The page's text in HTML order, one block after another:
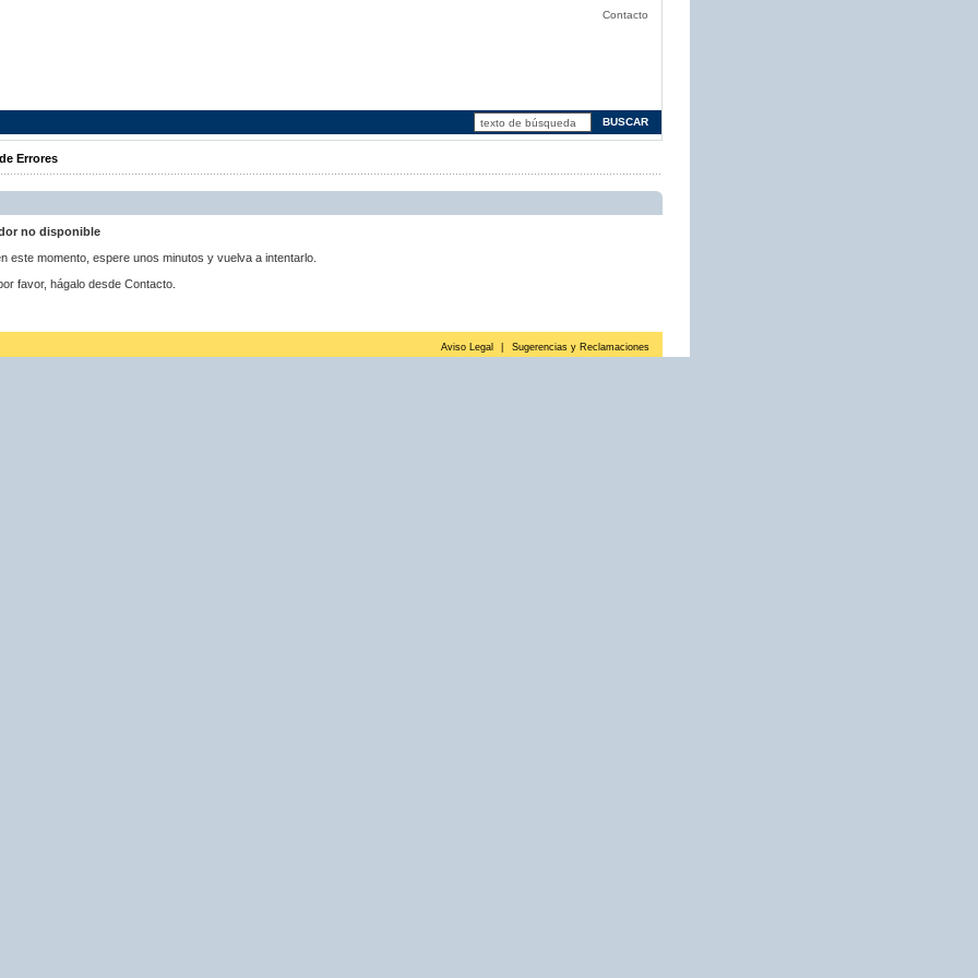
Contacto
Errores
no disponible
este momento, espere unos minutos y vuelva a intentarlo.
favor, hágalo desde Contacto.
Aviso Legal Sugerencias y Reclamaciones